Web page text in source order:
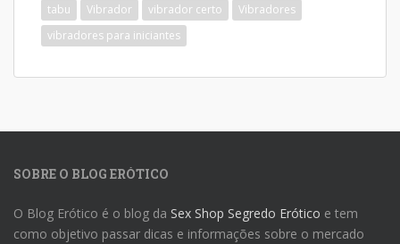
tabu
Vibrador vibrador certo
Vibradores
vibradores para iniciantes
SOBRE O BLOG ERÓTICO
O Blog Erótico é o blog da Sex Shop Segredo Erótico e tem
como objetivo passar dicas e informações sobre o mercado